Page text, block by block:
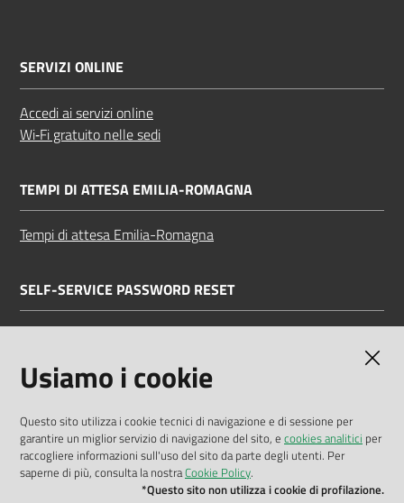
SERVIZI ONLINE
Accedi ai servizi online
Wi‑Fi gratuito nelle sedi
TEMPI DI ATTESA EMILIA-ROMAGNA
Tempi di attesa Emilia-Romagna
SELF-SERVICE PASSWORD RESET
Dichiarazione di accessibilità
Privacy policy
Usiamo i cookie
Questo sito utilizza i cookie tecnici di navigazione e di sessione per
garantire un miglior servizio di navigazione del sito, e cookies analitici per
raccogliere informazioni sull'uso del sito da parte degli utenti. Per
saperne di più, consulta la nostraCookie Policy.
*Questo sito non utilizza i cookie di profilazione.